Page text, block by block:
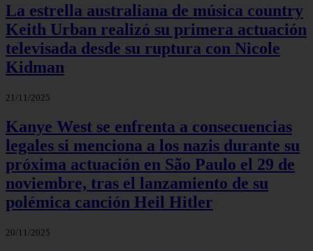
La estrella australiana de música country
Keith Urban realizó su primera actuación
televisada desde su ruptura con Nicole
Kidman
21/11/2025
Kanye West se enfrenta a consecuencias
legales si menciona a los nazis durante su
próxima actuación en São Paulo el 29 de
noviembre, tras el lanzamiento de su
polémica canción Heil Hitler
20/11/2025